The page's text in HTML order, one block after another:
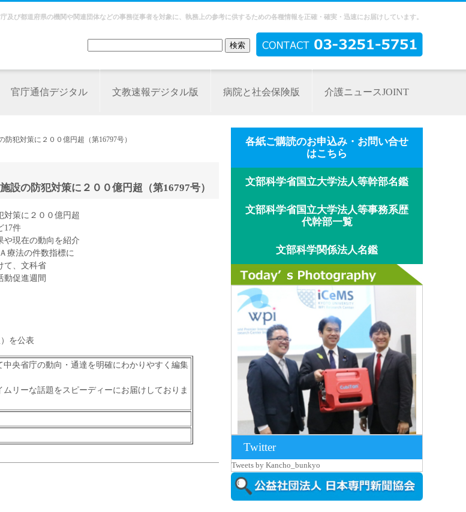
及び都道府県の機関や関連団体などの事務従事者を対象に、執務上の参考に供するための各種情報を正確・確実・迅速にお届けしています。
官庁通信デジタル 文教速報デジタル版 病院と社会保険版 介護ニュースJOINT
犯対策に２００億円超（第16797号）
の防犯対策に２００億円超（第16797号）
策に２００億円超
17件
現在の動向を紹介
療法の件数指標に
て、文科省
動促進週間
を公表
央省庁の動向・通達を明確にわかりやすく編集
リーな話題をスピーディーにお届けしておりま
各紙ご購読のお申込み・お問い合せ
はこちら
文部科学省国立大学法人等幹部名鑑
文部科学省国立大学法人等事務系歴
代幹部一覧
文部科学関係法人名鑑
京都大iCeMS等を視察した松本文部科学
大...
Twitter
Tweets by Kancho_bunkyo